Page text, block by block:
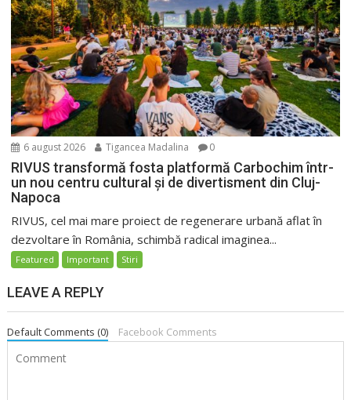
6 august 2026 Tigancea Madalina 0
RIVUS transformă fosta platformă Carbochim într-
un nou centru cultural și de divertisment din Cluj-
Napoca
RIVUS, cel mai mare proiect de regenerare urbană aflat în
dezvoltare în România, schimbă radical imaginea...
Featured Important Stiri
LEAVE A REPLY
Default Comments (0) Facebook Comments